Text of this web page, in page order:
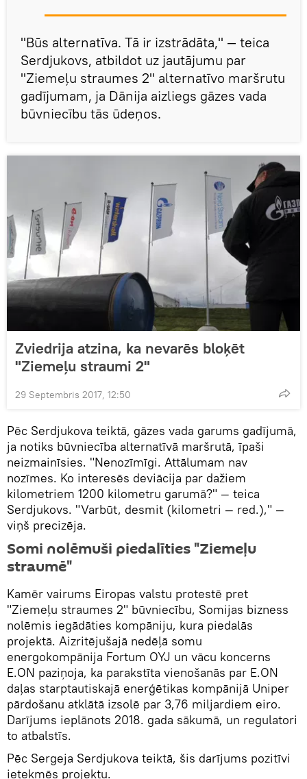
"Būs alternatīva. Tā ir izstrādāta," — teica
Serdjukovs, atbildot uz jautājumu par
"Ziemeļu straumes 2" alternatīvo maršrutu
gadījumam, ja Dānija aizliegs gāzes vada
būvniecību tās ūdeņos.
Zviedrija atzina, ka nevarēs bloķēt
"Ziemeļu straumi 2"
29 Septembris 2017, 12:50
Pēc Serdjukova teiktā, gāzes vada garums gadījumā,
ja notiks būvniecība alternatīvā maršrutā, īpaši
neizmainīsies. "Nenozīmīgi. Attālumam nav
nozīmes. Ko interesēs deviācija par dažiem
kilometriem 1200 kilometru garumā?" — teica
Serdjukovs. "Varbūt, desmit (kilometri — red.)," —
viņš precizēja.
Somi nolēmuši piedalīties "Ziemeļu
straumē"
Kamēr vairums Eiropas valstu protestē pret
"Ziemeļu straumes 2" būvniecību, Somijas bizness
nolēmis iegādāties kompāniju, kura piedalās
projektā. Aizritējušajā nedēļā somu
energokompānija Fortum OYJ un vācu koncerns
E.ON paziņoja, ka parakstīta vienošanās par E.ON
daļas starptautiskajā enerģētikas kompānijā Uniper
pārdošanu atklātā izsolē par 3,76 miljardiem eiro.
Darījums ieplānots 2018. gada sākumā, un regulatori
to atbalstīs.
Pēc Sergeja Serdjukova teiktā, šis darījums pozitīvi
ietekmēs projektu.